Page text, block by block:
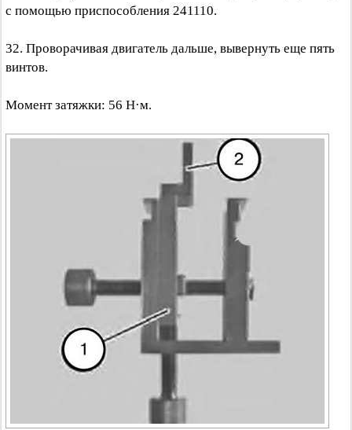
с помощью приспособления 241110.
32. Проворачивая двигатель дальше, вывернуть еще пять
винтов.
Момент затяжки: 56 Н·м.